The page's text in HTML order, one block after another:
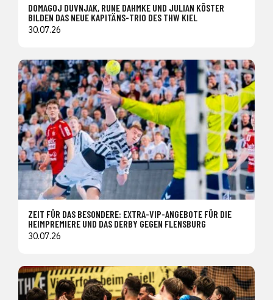
DOMAGOJ DUVNJAK, RUNE DAHMKE UND JULIAN KÖSTER
BILDEN DAS NEUE KAPITÄNS-TRIO DES THW KIEL
30.07.26
ZEIT FÜR DAS BESONDERE: EXTRA-VIP-ANGEBOTE FÜR DIE
HEIMPREMIERE UND DAS DERBY GEGEN FLENSBURG
30.07.26